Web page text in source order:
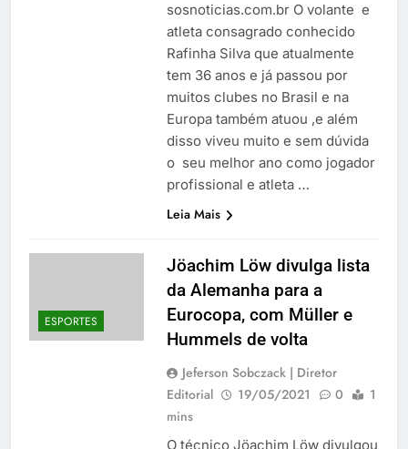
sosnoticias.com.br O volante e
atleta consagrado conhecido
Rafinha Silva que atualmente
tem 36 anos e já passou por
muitos clubes no Brasil e na
Europa também atuou ,e além
disso viveu muito e sem dúvida
o seu melhor ano como jogador
profissional e atleta …
Leia Mais
ESPORTES
Jöachim Löw divulga lista
da Alemanha para a
Eurocopa, com Müller e
Hummels de volta
Jeferson Sobczack | Diretor
Editorial
19/05/2021 0
1
mins
O técnico Jöachim Löw divulgou